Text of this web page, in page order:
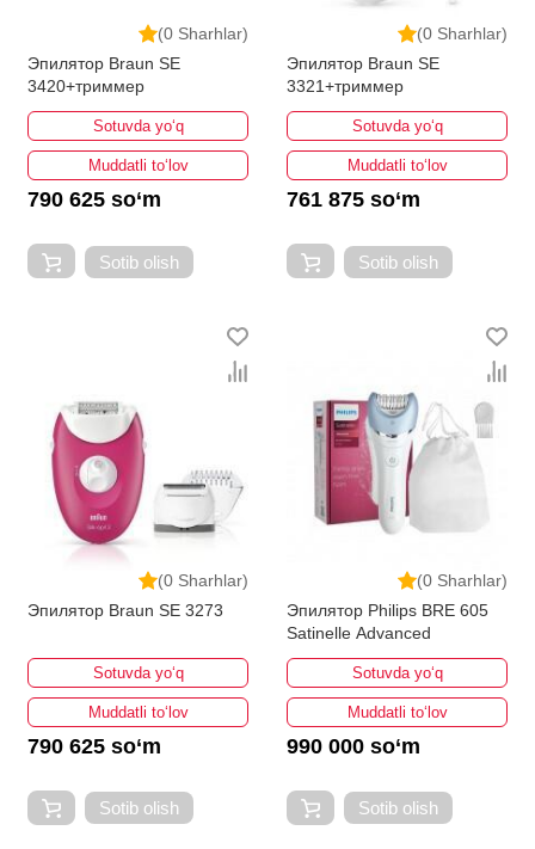
(0 Sharhlar)
Эпилятор Braun SE
3420+триммер
Sotuvda yo‘q
Muddatli to‘lov
790 625 so‘m
Sotib olish
(0 Sharhlar)
Эпилятор Braun SE
3321+триммер
Sotuvda yo‘q
Muddatli to‘lov
761 875 so‘m
Sotib olish
(0 Sharhlar)
Эпилятор Braun SE 3273
Sotuvda yo‘q
Muddatli to‘lov
790 625 so‘m
Sotib olish
(0 Sharhlar)
Эпилятор Philips BRE 605
Satinelle Advanced
Sotuvda yo‘q
Muddatli to‘lov
990 000 so‘m
Sotib olish